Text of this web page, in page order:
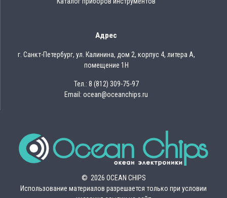
Адрес
г. Санкт-Петербург, ул. Калинина, дом 2, корпус 4, литера А,
помещение 1Н
Тел.: 8 (812) 309-75-97
Email: ocean@oceanchips.ru
© 2026 OCEAN CHIPS
Использование материалов разрешается только при условии